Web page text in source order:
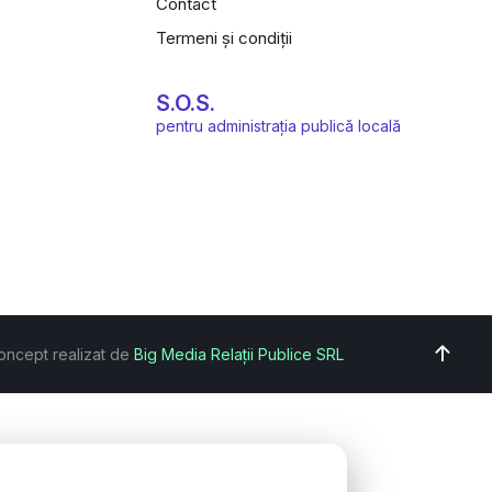
Termeni și condiții
S.O.S.
pentru administrația publică locală
realizat de Big Media Relații Publice SRL